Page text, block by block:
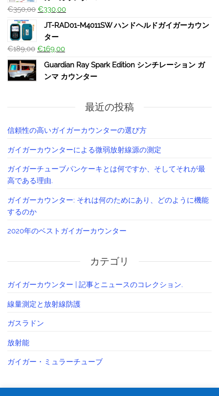
€350,00 €330,00
JT-RAD01-M4011SW ハンドヘルドガイガーカウン
ター
€189,00 €169,00
Guardian Ray Spark Edition シンチレーション ガ
ンマ カウンター
最近の投稿
信頼性の高いガイガーカウンターの選び方
ガイガーカウンターによる微弱放射線源の測定
ガイガーチューブパンケーキとは何ですか、そしてそれが最
高である理由.
ガイガーカウンター: それは何のためにあり、どのように機能
するのか
2020年のベストガイガーカウンター
カテゴリ
ガイガーカウンター | 記事とニュースのコレクション.
線量測定と放射線防護
ガスラドン
放射能
ガイガー・ミュラーチューブ